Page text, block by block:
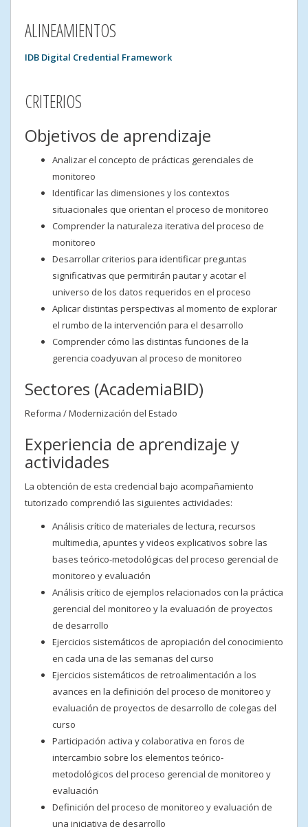
ALINEAMIENTOS
IDB Digital Credential Framework
CRITERIOS
Objetivos de aprendizaje
Analizar el concepto de prácticas gerenciales de
monitoreo
Identificar las dimensiones y los contextos
situacionales que orientan el proceso de monitoreo
Comprender la naturaleza iterativa del proceso de
monitoreo
Desarrollar criterios para identificar preguntas
significativas que permitirán pautar y acotar el
universo de los datos requeridos en el proceso
Aplicar distintas perspectivas al momento de explorar
el rumbo de la intervención para el desarrollo
Comprender cómo las distintas funciones de la
gerencia coadyuvan al proceso de monitoreo
Sectores (AcademiaBID)
Reforma / Modernización del Estado
Experiencia de aprendizaje y
actividades
La obtención de esta credencial bajo acompañamiento
tutorizado comprendió las siguientes actividades:
Análisis crítico de materiales de lectura, recursos
multimedia, apuntes y videos explicativos sobre las
bases teórico-metodológicas del proceso gerencial de
monitoreo y evaluación
Análisis crítico de ejemplos relacionados con la práctica
gerencial del monitoreo y la evaluación de proyectos
de desarrollo
Ejercicios sistemáticos de apropiación del conocimiento
en cada una de las semanas del curso
Ejercicios sistemáticos de retroalimentación a los
avances en la definición del proceso de monitoreo y
evaluación de proyectos de desarrollo de colegas del
curso
Participación activa y colaborativa en foros de
intercambio sobre los elementos teórico-
metodológicos del proceso gerencial de monitoreo y
evaluación
Definición del proceso de monitoreo y evaluación de
una iniciativa de desarrollo